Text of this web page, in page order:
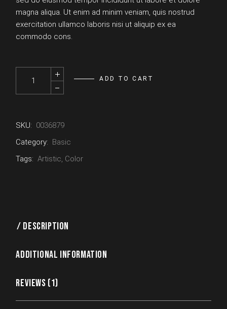
magna aliqua. Ut enim ad minim veniam, quis nostrud
exercitation ullamco laboris nisi ut aliquip ex ea
commodo cons.
Sunglasses quantity
ADD TO CART
SKU: 0036879
Category:
Basic
Tags: Artistic, Color
DESCRIPTION
ADDITIONAL INFORMATION
REVIEWS (1)